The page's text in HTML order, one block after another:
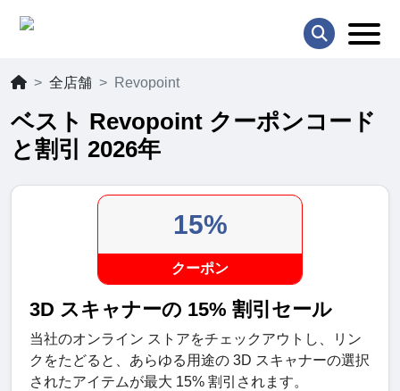
全店舗 Revopoint
ベスト Revopoint クーポンコード
と割引 2026年
15%
クーポン
3D スキャナーの 15% 割引セール
当社のオンライン ストアをチェックアウトし、リン
クをたどると、あらゆる用途の 3D スキャナーの選択
されたアイテムが最大 15% 割引されます。